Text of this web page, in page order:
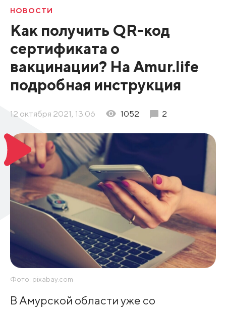
НОВОСТИ
Как получить QR-код
сертификата о
вакцинации? На Amur.life
подробная инструкция
12 октября 2021, 13:06 1052 2
Фото: pixabay.com
В Амурской области уже со